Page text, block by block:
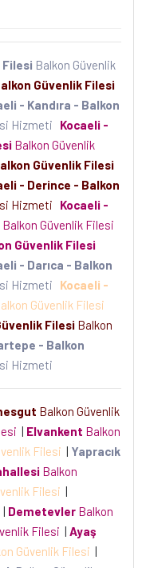
Filesi Balkon Güvenlik
Güvenlik Filesi
- Kandıra - Balkon
Hizmeti
Kocaeli -
Balkon Güvenlik
Güvenlik Filesi
- Derince - Balkon
Hizmeti
Kocaeli -
Balkon Güvenlik Filesi
Güvenlik Filesi
- Darıca - Balkon
Hizmeti
Kocaeli -
Güvenlik Filesi
Filesi Balkon
- Balkon
Hizmeti
Balkon Güvenlik
| Elvankent Balkon
Filesi | Yapracık
Balkon
Filesi |
| Demetevler Balkon
Filesi | Ayaş
Güvenlik Filesi |